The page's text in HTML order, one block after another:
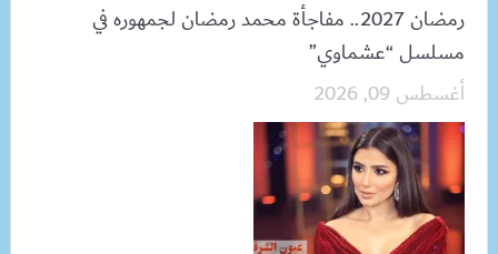
رمضان 2027.. مفاجأة محمد رمضان لجمهوره في
مسلسل “عشماوي”
أغسطس 09, 2026